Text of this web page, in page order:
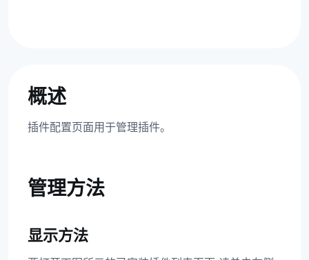
概述
插件配置页面用于管理插件。
管理方法
显示方法